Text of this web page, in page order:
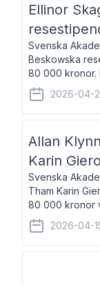
Ellinor
Svenska
Beskowska
80 000 kronor.
författare,
återkommande
2026-04-
Allan
Karin
Svenska
Tham Karin
80 000 kronor
arkeolog,
kultur och
2026-04-